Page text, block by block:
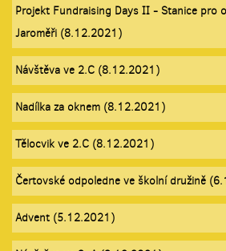
Projekt Fundraising Days II - Stanice pro
Jaroměři (8.12.2021)
Návštěva ve 2.C (8.12.2021)
Nadílka za oknem (8.12.2021)
Tělocvik ve 2.C (8.12.2021)
Čertovské odpoledne ve školní družině
Advent (5.12.2021)